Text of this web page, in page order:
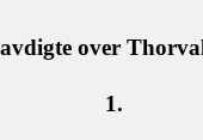
over
1.